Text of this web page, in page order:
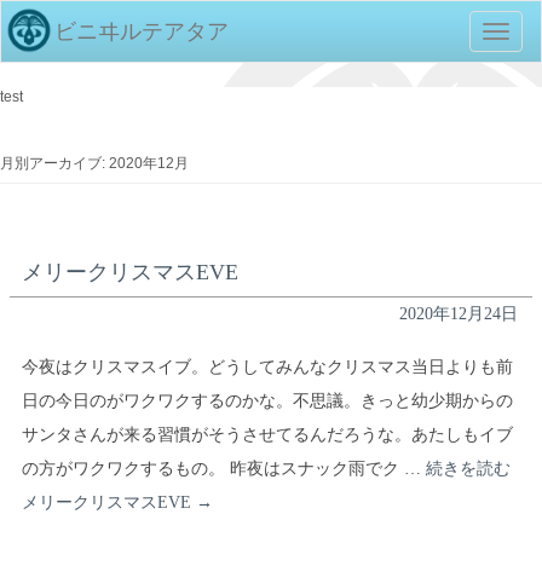
ビニヰルテアタア
test
月別アーカイブ: 2020年12月
メリークリスマスEVE
2020年12月24日
今夜はクリスマスイブ。どうしてみんなクリスマス当日よりも前
日の今日のがワクワクするのかな。不思議。きっと幼少期からの
サンタさんが来る習慣がそうさせてるんだろうな。あたしもイブ
の方がワクワクするもの。 昨夜はスナック雨でク … 続きを読む
メリークリスマスEVE →